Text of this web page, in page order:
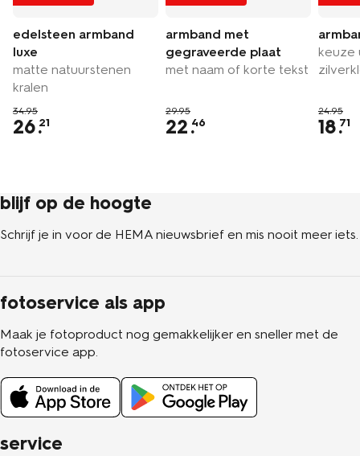
edelsteen armband
luxe
matte natuurstenen
kralen
34.95
26.21
armband met
gegraveerde plaat
met naam of korte tekst
29.95
22.46
keuze
24.95
18.71
service
blijf op de hoogte
Schrijf je in voor de HEMA nieuwsbrief en mis nooit meer iets.
fotoservice als app
Maak je fotoproduct nog gemakkelijker en sneller met de
fotoservice app.